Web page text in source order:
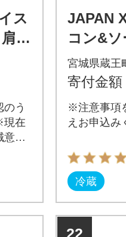
ス
ロ
0
う
現在
意出
ま
お
JAPAN
コン&
ト/計
044】
宮城県蔵王
寄付金額
※注意事項
えお申込み
冷蔵
22